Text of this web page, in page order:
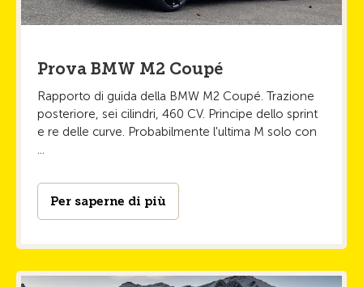
Prova BMW M2 Coupé
Rapporto di guida della BMW M2 Coupé. Trazione
posteriore, sei cilindri, 460 CV. Principe dello sprint
e re delle curve. Probabilmente l'ultima M solo con
...
Per saperne di più